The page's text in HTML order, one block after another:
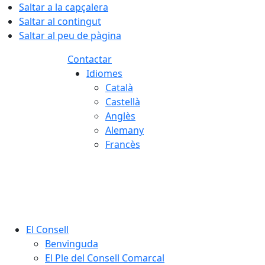
Saltar a la capçalera
Saltar al contingut
Saltar al peu de pàgina
Contactar
Idiomes
Català
Castellà
Anglès
Alemany
Francès
El Consell
Benvinguda
El Ple del Consell Comarcal